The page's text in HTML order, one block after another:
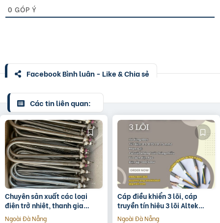
0 GÓP Ý
Facebook Bình luận - Like & Chia sẻ
Các tin liên quan:
Chuyên sản xuất các loại
điện trở nhiệt, thanh gia
nhiệt, vòng gia nhiệt.
Ngoài Đà Nẵng
Cáp điều khiển 3 lõi, cáp
truyền tín hiệu 3 lõi Altek
Kabel
Ngoài Đà Nẵng